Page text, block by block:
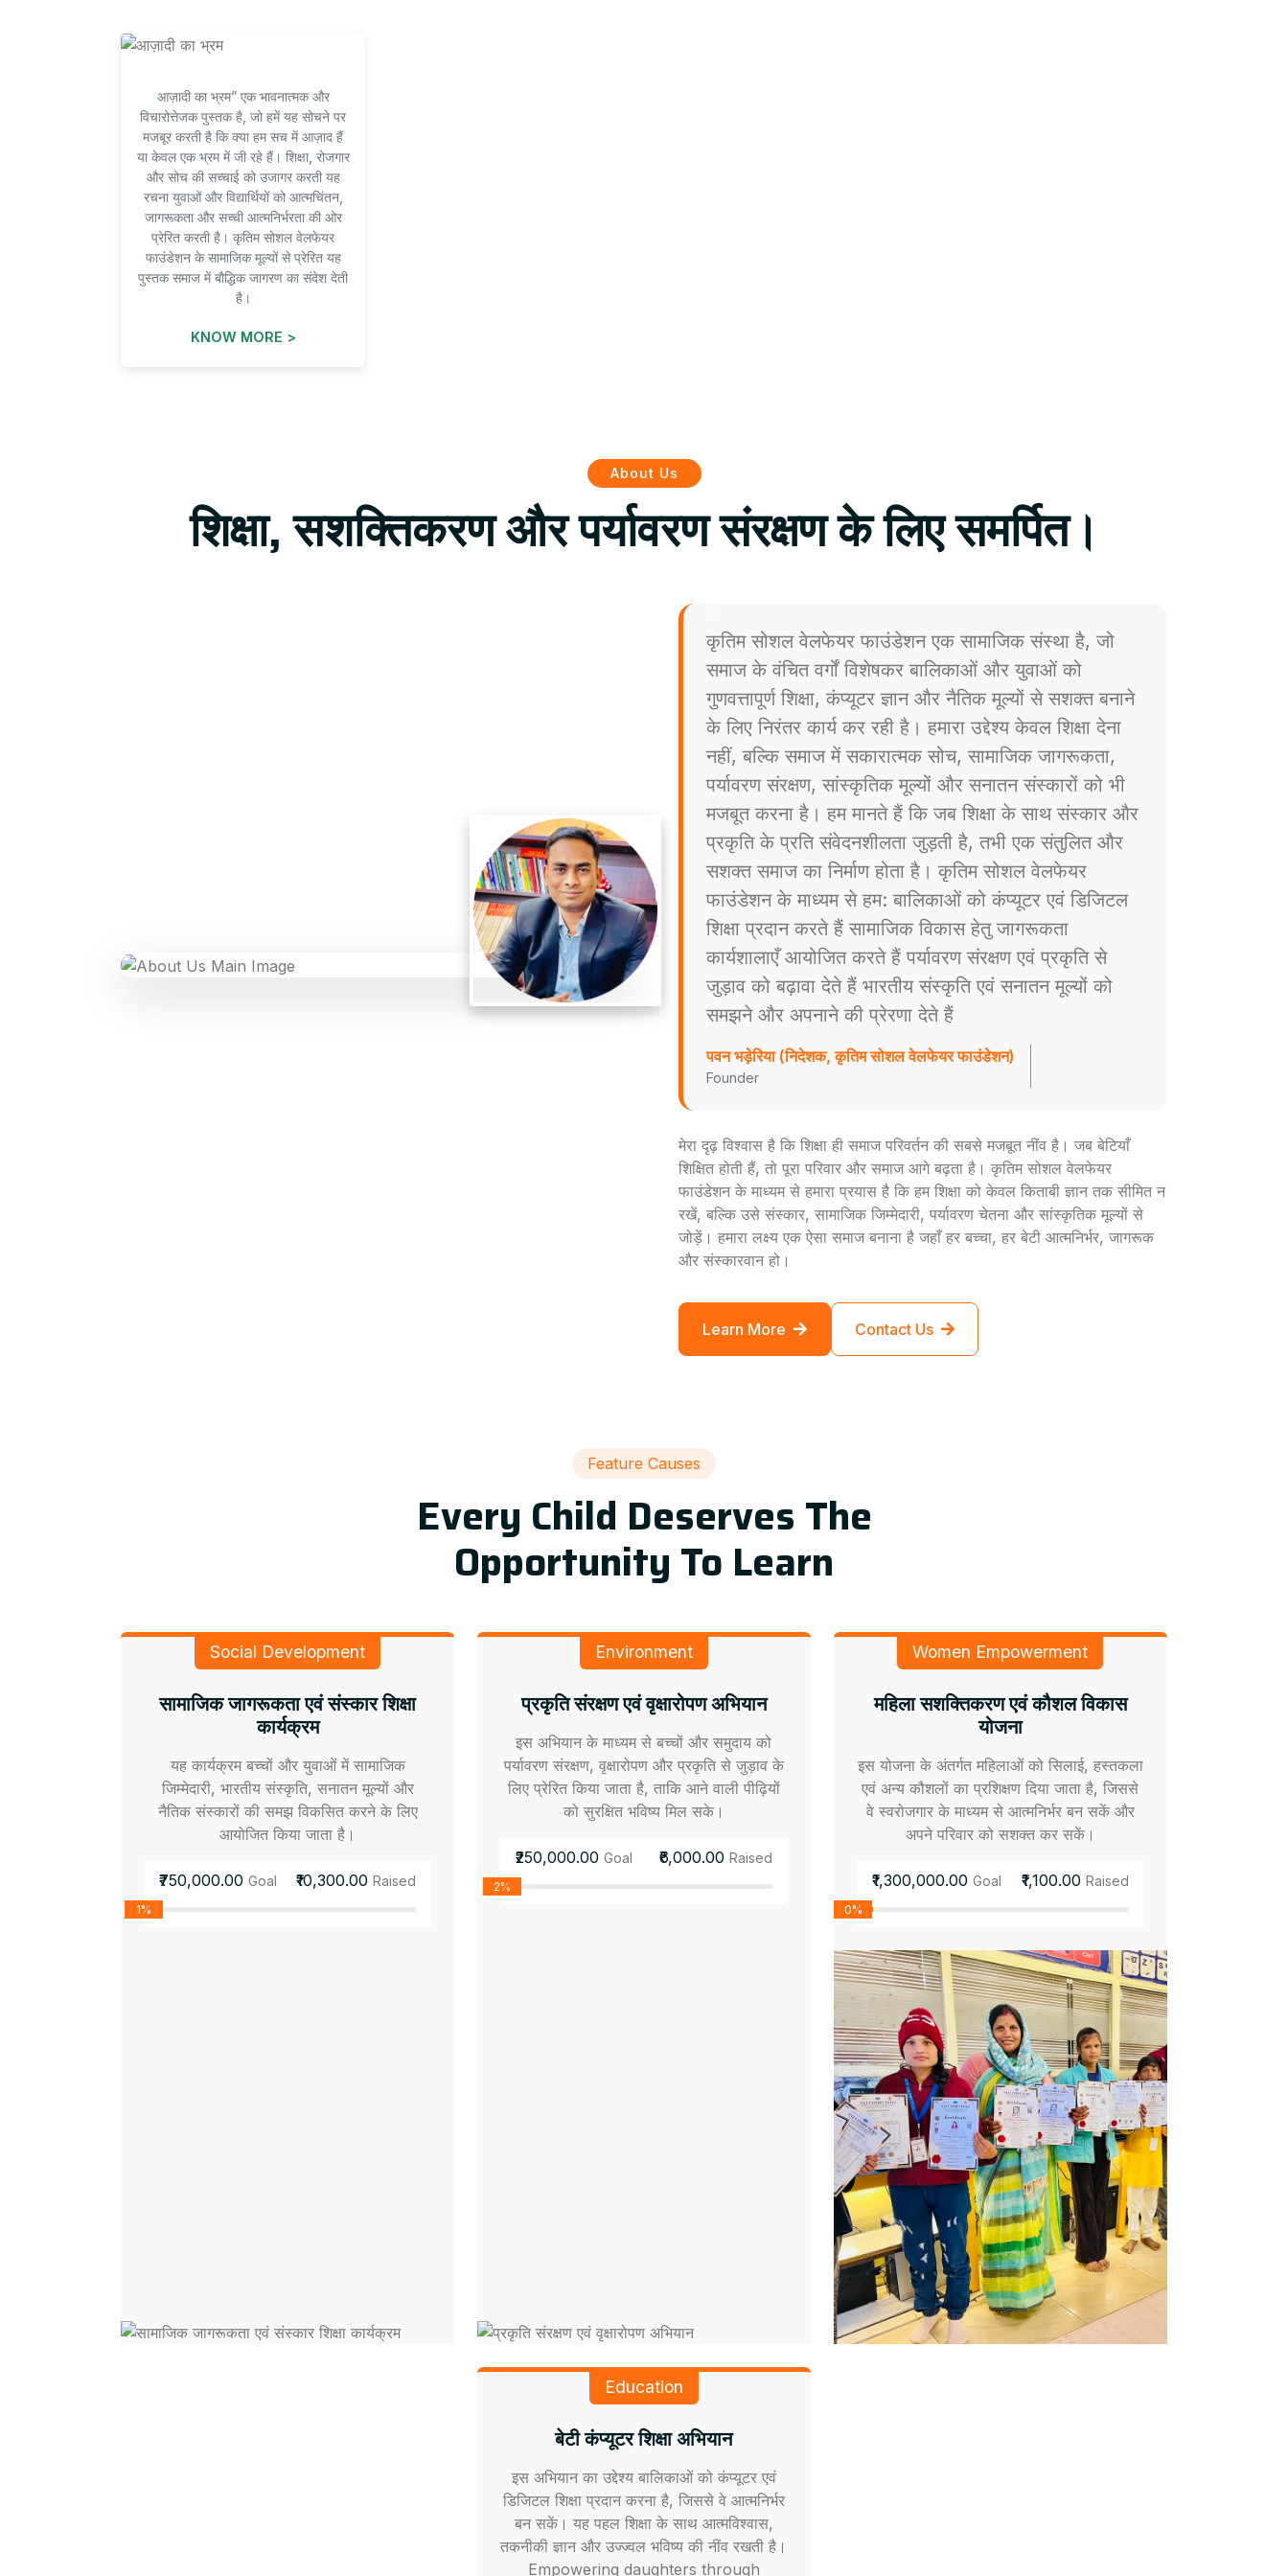
आज़ादी का भ्रम” एक भावनात्मक और
विचारोत्तेजक पुस्तक है, जो हमें यह सोचने पर
मजबूर करती है कि क्या हम सच में आज़ाद हैं
या केवल एक भ्रम में जी रहे हैं। शिक्षा, रोजगार
और सोच की सच्चाई को उजागर करती यह
रचना युवाओं और विद्यार्थियों को आत्मचिंतन,
जागरूकता और सच्ची आत्मनिर्भरता की ओर
प्रेरित करती है। कृतिम सोशल वेलफेयर
फाउंडेशन के सामाजिक मूल्यों से प्रेरित यह
पुस्तक समाज में बौद्धिक जागरण का संदेश देती
है।
KNOW MORE >
About Us
शिक्षा, सशक्तिकरण और पर्यावरण संरक्षण के लिए समर्पित।
कृतिम सोशल वेलफेयर फाउंडेशन एक सामाजिक संस्था है, जो
समाज के वंचित वर्गों विशेषकर बालिकाओं और युवाओं को
गुणवत्तापूर्ण शिक्षा, कंप्यूटर ज्ञान और नैतिक मूल्यों से सशक्त बनाने
के लिए निरंतर कार्य कर रही है। हमारा उद्देश्य केवल शिक्षा देना
नहीं, बल्कि समाज में सकारात्मक सोच, सामाजिक जागरूकता,
पर्यावरण संरक्षण, सांस्कृतिक मूल्यों और सनातन संस्कारों को भी
मजबूत करना है। हम मानते हैं कि जब शिक्षा के साथ संस्कार और
प्रकृति के प्रति संवेदनशीलता जुड़ती है, तभी एक संतुलित और
सशक्त समाज का निर्माण होता है। कृतिम सोशल वेलफेयर
फाउंडेशन के माध्यम से हम: बालिकाओं को कंप्यूटर एवं डिजिटल
शिक्षा प्रदान करते हैं सामाजिक विकास हेतु जागरूकता
कार्यशालाएँ आयोजित करते हैं पर्यावरण संरक्षण एवं प्रकृति से
जुड़ाव को बढ़ावा देते हैं भारतीय संस्कृति एवं सनातन मूल्यों को
समझने और अपनाने की प्रेरणा देते हैं
पवन भड़ेरिया (निदेशक, कृतिम सोशल वेलफेयर फाउंडेशन)
Founder
मेरा दृढ़ विश्वास है कि शिक्षा ही समाज परिवर्तन की सबसे मजबूत नींव है। जब बेटियाँ
शिक्षित होती हैं, तो पूरा परिवार और समाज आगे बढ़ता है। कृतिम सोशल वेलफेयर
फाउंडेशन के माध्यम से हमारा प्रयास है कि हम शिक्षा को केवल किताबी ज्ञान तक सीमित न
रखें, बल्कि उसे संस्कार, सामाजिक जिम्मेदारी, पर्यावरण चेतना और सांस्कृतिक मूल्यों से
जोड़ें। हमारा लक्ष्य एक ऐसा समाज बनाना है जहाँ हर बच्चा, हर बेटी आत्मनिर्भर, जागरूक
और संस्कारवान हो।
Learn More Contact Us
Feature Causes
Every Child Deserves The
Opportunity To Learn
Social Development
सामाजिक जागरूकता एवं संस्कार शिक्षा
कार्यक्रम
यह कार्यक्रम बच्चों और युवाओं में सामाजिक
जिम्मेदारी, भारतीय संस्कृति, सनातन मूल्यों और
नैतिक संस्कारों की समझ विकसित करने के लिए
आयोजित किया जाता है।
₹750,000.00Goal ₹10,300.00 Raised
1%
Environment
प्रकृति संरक्षण एवं वृक्षारोपण अभियान
इस अभियान के माध्यम से बच्चों और समुदाय को
पर्यावरण संरक्षण, वृक्षारोपण और प्रकृति से जुड़ाव के
लिए प्रेरित किया जाता है, ताकि आने वाली पीढ़ियों
को सुरक्षित भविष्य मिल सके।
₹250,000.00 Goal ₹6,000.00 Raised
2%
Women Empowerment
महिला सशक्तिकरण एवं कौशल विकास
योजना
इस योजना के अंतर्गत महिलाओं को सिलाई, हस्तकला
एवं अन्य कौशलों का प्रशिक्षण दिया जाता है, जिससे
वे स्वरोजगार के माध्यम से आत्मनिर्भर बन सकें और
अपने परिवार को सशक्त कर सकें।
₹1,300,000.00 Goal ₹1,100.00 Raised
0%
Education
बेटी कंप्यूटर शिक्षा अभियान
इस अभियान का उद्देश्य बालिकाओं को कंप्यूटर एवं
डिजिटल शिक्षा प्रदान करना है, जिससे वे आत्मनिर्भर
बन सकें। यह पहल शिक्षा के साथ आत्मविश्वास,
तकनीकी ज्ञान और उज्ज्वल भविष्य की नींव रखती है।
Empowering daughters through